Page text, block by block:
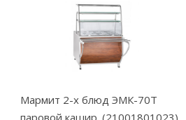
Мармит 2-х блюд ЭМК-70Т